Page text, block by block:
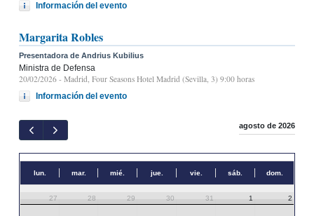
Información del evento
Margarita Robles
Presentadora de Andrius Kubilius
Ministra de Defensa
20/02/2026 - Madrid, Four Seasons Hotel Madrid (Sevilla, 3) 9:00 horas
Información del evento
agosto de 2026
lun. mar. mié. jue. vie. sáb. dom.
27 28 29 30 31 1 2